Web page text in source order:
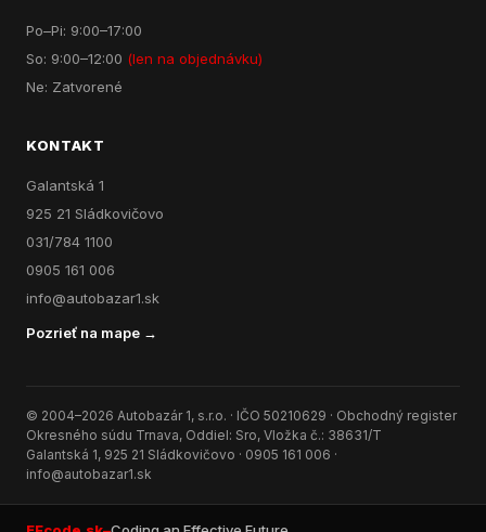
Po–Pi: 9:00–17:00
So: 9:00–12:00 (len na objednávku)
Ne: Zatvorené
KONTAKT
Galantská 1
925 21 Sládkovičovo
031/784 1100
0905 161 006
info@autobazar1.sk
Pozrieť na mape →
© 2004–2026 Autobazár 1, s.r.o. · IČO 50210629 · Obchodný register
Okresného súdu Trnava, Oddiel: Sro, Vložka č.: 38631/T
Galantská 1, 925 21 Sládkovičovo · 0905 161 006 ·
info@autobazar1.sk